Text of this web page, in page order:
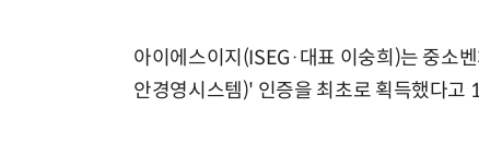
아이에스이지(ISEG·대표 이숭희)는 중소
안경영시스템)' 인증을 최초로 획득했다고